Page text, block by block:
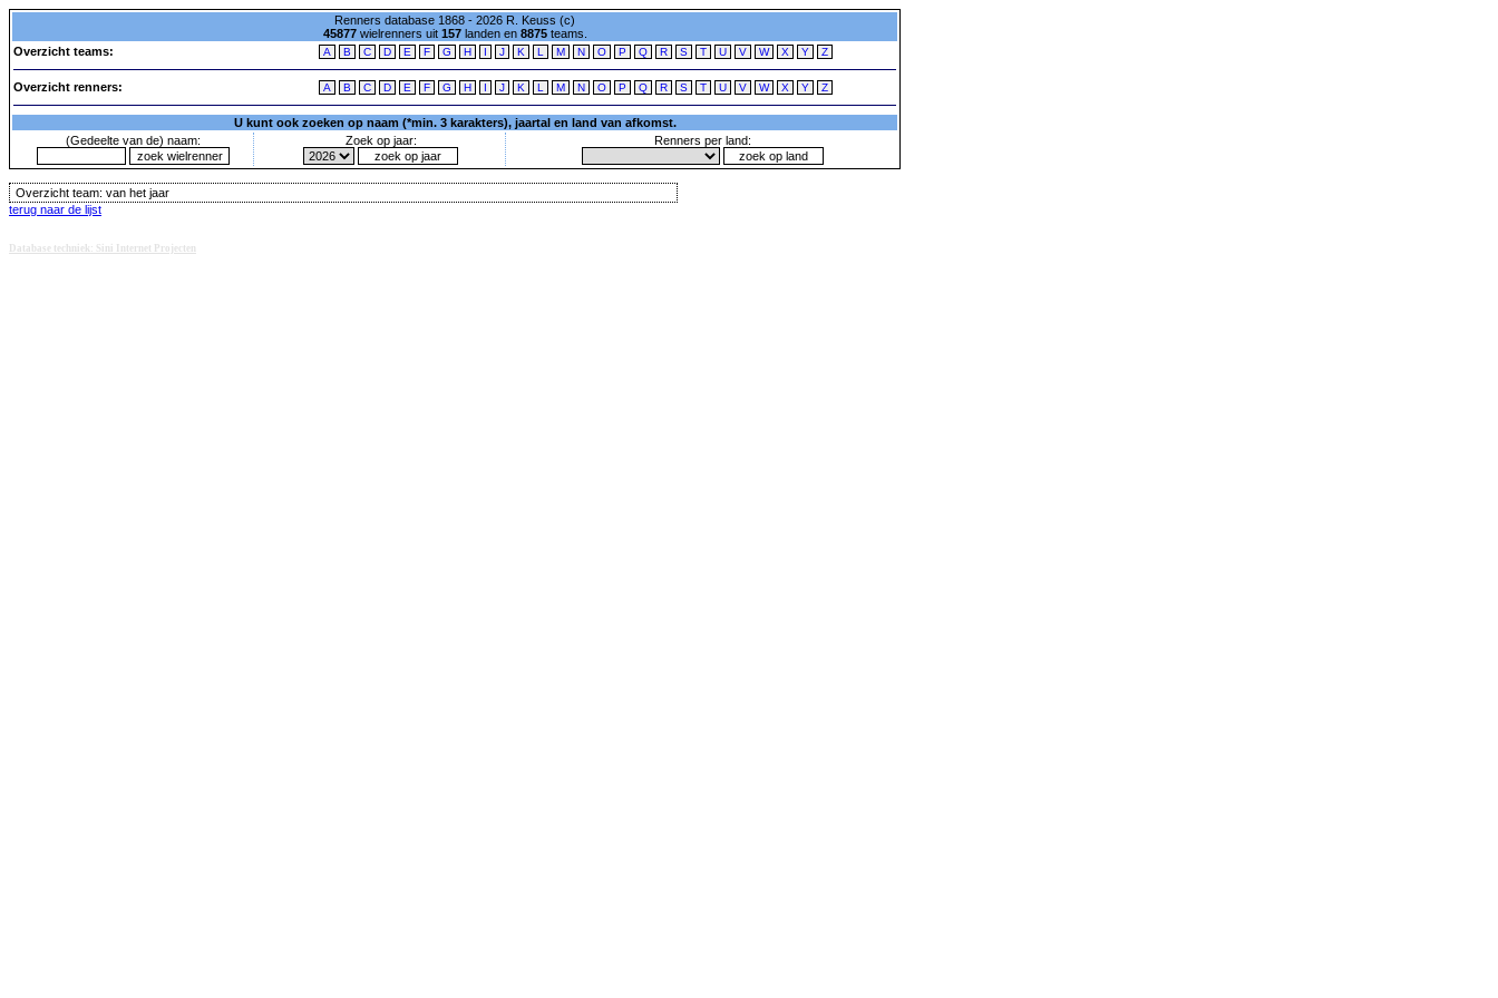
Renners database 1868 - 2026 R. Keuss (c)
45877wielrenners uit 157landen en 8875teams.
Overzicht teams:
A B C D E F G H I J K L M N O P Q R S T U V W X Y Z
Overzicht renners: A B C D E F G H I J K L M N O P Q R S T U V W X Y Z
U kunt ook zoeken op naam (*min. 3 karakters), jaartal en land van afkomst.
(Gedeelte van de) naam:
Zoek op jaar: Renners per land:
Overzicht team: van het jaar
terug naar de lijst
Database techniek: Sini Internet Projecten